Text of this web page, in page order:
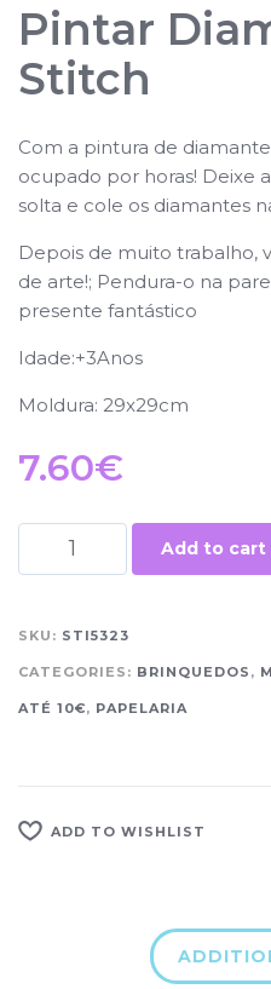
Pintar
Stitch
Com a pintura de
ocupado por horas! Deixe
solta e cole os diamantes
Depois de muito trabalho,
de arte!; Pendura-o na
presente fantástico
Idade:+3Anos
Moldura: 29x29cm
7.60€
Add to cart
SKU: STI5323
CATEGORIES: BRINQUEDOS ,
ATÉ 10€, PAPELARIA
ADD TO WISHLIST